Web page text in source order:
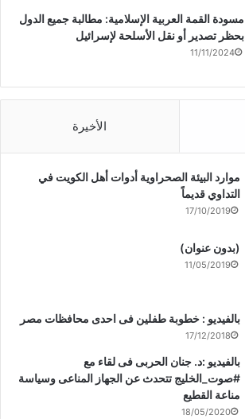
مسودة القمة العربية الإسلامية: مطالبة جميع الدول
بحظر تصدير أو نقل الأسلحة لإسرائيل
11/11/2024
الأخيرة
موارد البيئة الصحراوية أدوات أهل الكويت في
التداوي قديماً
17/10/2019
(بدون عنوان)
11/05/2019
بالفيديو : خطوبة طفلين فى احدى محافظات مصر
17/12/2018
بالفيديو :د. جنان الحربى فى لقاء مع
#صوت_الخليج تتحدث عن الجهاز المناعى وسياسة
مناعة القطيع
18/05/2020